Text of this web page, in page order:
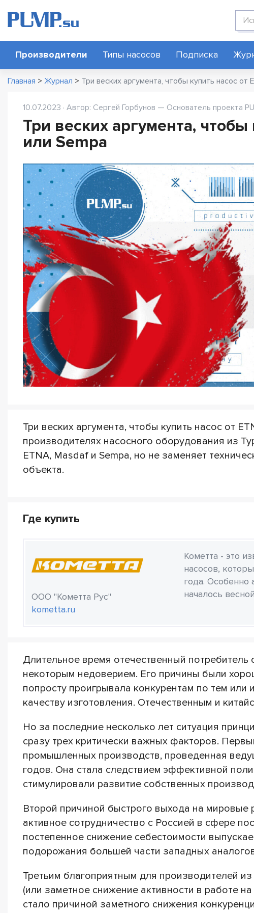
Производители Типы насосов Подписка
Главная > Журнал > Три веских аргумента, чтобы купить насос от
10.07.2023 · Автор: Сергей Горбунов — Основатель проекта
Три веских аргумента, чтобы
или Sempa
Три веских аргумента, чтобы купить насос от
производителях насосного оборудования из
ETNA, Masdaf и Sempa, но не заменяет
объекта.
Где купить
ООО "Кометта Рус"
kometta.ru
Кометта - это
насосов,
года.
началось
Длительное время отечественный
некоторым недоверием. Его причины были
попросту проигрывала конкурентам по тем
качеству изготовления. Отечественным и
Но за последние несколько лет ситуация
сразу трех критически важных факторов.
промышленных производств, проведенная
годов. Она стала следствием эффективной
стимулировали развитие собственных
Второй причиной быстрого выхода на мировые
активное сотрудничество с Россией в сфере
постепенное снижение себестоимости
подорожания большей части западных
Третьим благоприятным для производителей
(или заметное снижение активности в работе
стало причиной заметного снижения